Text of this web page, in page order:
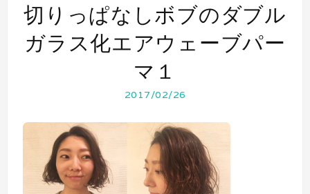
切りっぱなしボブのダブル
ガラス化エアウェーブパー
マ１
2017/02/26